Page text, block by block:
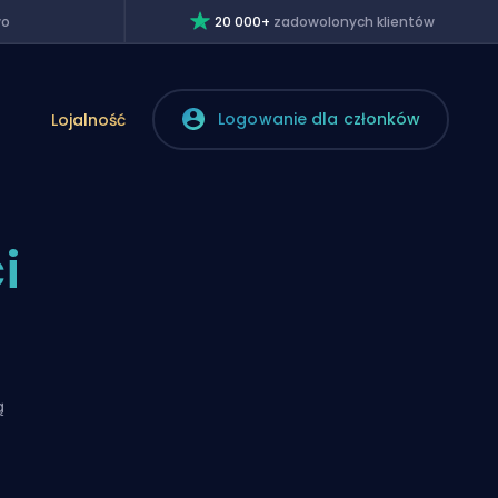
20 000+ zadowolonych klientów
Lojalność Logowanie dla członków